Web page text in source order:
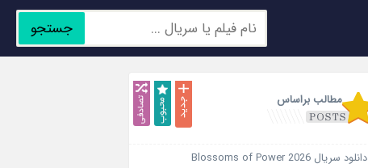
جستجو
مطالب براساس
دانلود سریال Blossoms of Power 2026